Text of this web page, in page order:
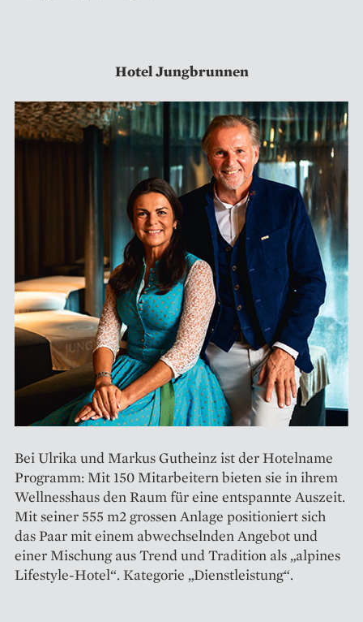
Hotel Jungbrunnen
Bei Ulrika und Markus Gutheinz ist der Hotelname
Programm: Mit 150 Mitarbeitern bieten sie in ihrem
Wellnesshaus den Raum für eine entspannte Auszeit.
Mit seiner 555 m2 grossen Anlage positioniert sich
das Paar mit einem abwechselnden Angebot und
einer Mischung aus Trend und Tradition als „alpines
Lifestyle-­Hotel“. Kategorie „Dienstleistung“.